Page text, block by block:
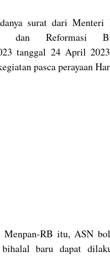
surat dari Menteri
dan Reformasi
tanggal 24 April
pasca perayaan
Menpan-RB itu, ASN
baru dapat